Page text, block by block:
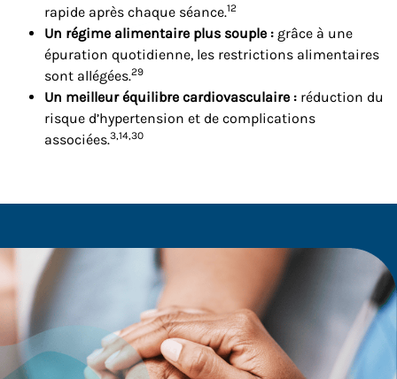
rapide après chaque séance.12
Un régime alimentaire plus souple : grâce à une
épuration quotidienne, les restrictions alimentaires
sont allégées.29
Un meilleur équilibre cardiovasculaire : réduction du
risque d’hypertension et de complications
associées.3,14,30